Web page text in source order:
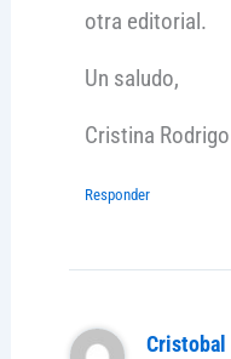
otra editorial.
Un saludo,
Cristina Rodrigo
Responder
Cristobal